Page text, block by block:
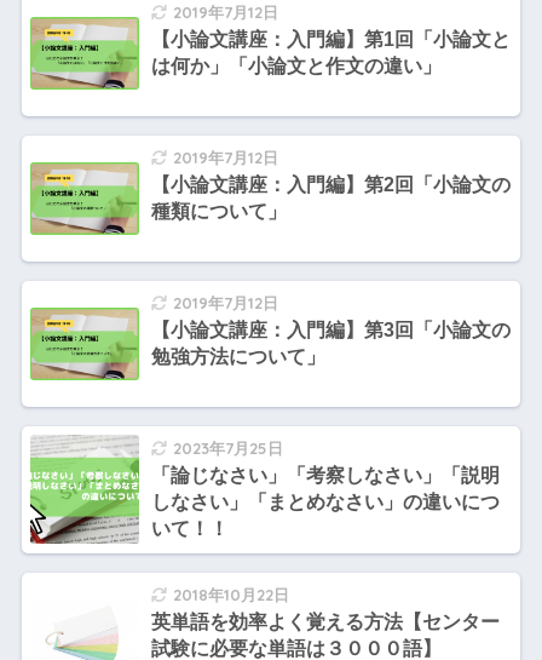
2019年7月12日
【小論文講座：入門編】第1回「小論文と
は何か」「小論文と作文の違い」
2019年7月12日
【小論文講座：入門編】第2回「小論文の
種類について」
2019年7月12日
【小論文講座：入門編】第3回「小論文の
勉強方法について」
2023年7月25日
「論じなさい」「考察しなさい」「説明
しなさい」「まとめなさい」の違いにつ
いて！！
2018年10月22日
英単語を効率よく覚える方法【センター
試験に必要な単語は３０００語】